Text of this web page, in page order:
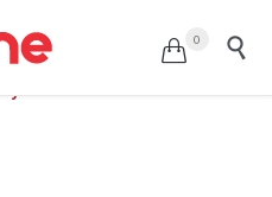
 0 
FS9 de BIKE-LIFT